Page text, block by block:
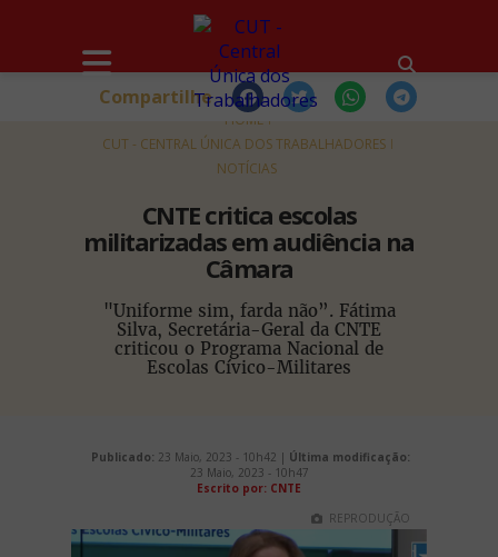
HOME
CUT - CENTRAL ÚNICA DOS TRABALHADORES
NOTÍCIAS
CNTE critica escolas
militarizadas em audiência na
Câmara
"Uniforme sim, farda não”. Fátima
Silva, Secretária-Geral da CNTE
criticou o Programa Nacional de
Escolas Cívico-Militares
Compartilhe
Publicado: 23 Maio, 2023 - 10h42 | Última modificação:
23 Maio, 2023 - 10h47
Escrito por: CNTE
REPRODUÇÃO